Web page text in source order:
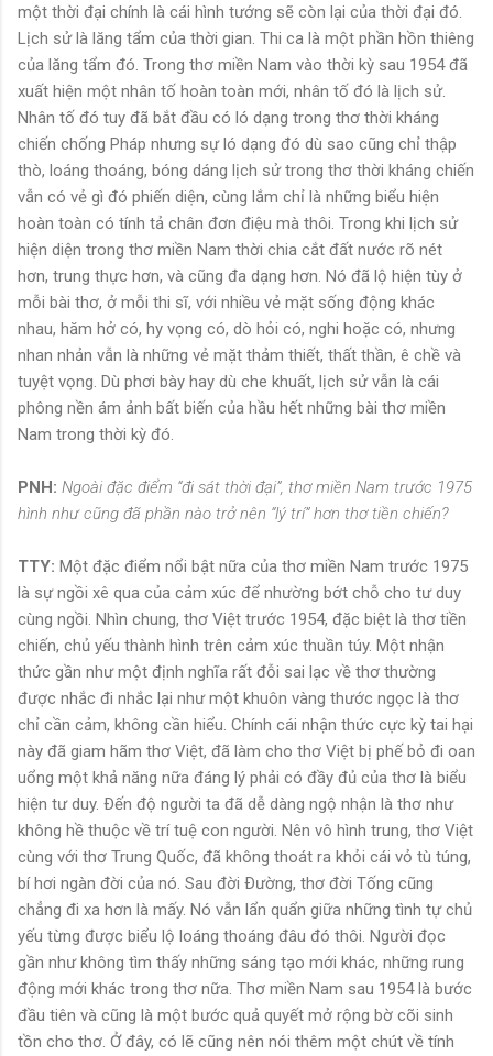
một thời đại chính là cái hình tướng sẽ còn lại của thời đại đó.
Lịch sử là lăng tẩm của thời gian. Thi ca là một phần hồn thiêng
của lăng tẩm đó. Trong thơ miền Nam vào thời kỳ sau 1954 đã
xuất hiện một nhân tố hoàn toàn mới, nhân tố đó là lịch sử.
Nhân tố đó tuy đã bắt đầu có ló dạng trong thơ thời kháng
chiến chống Pháp nhưng sự ló dạng đó dù sao cũng chỉ thập
thò, loáng thoáng, bóng dáng lịch sử trong thơ thời kháng chiến
vẫn có vẻ gì đó phiến diện, cùng lắm chỉ là những biểu hiện
hoàn toàn có tính tả chân đơn điệu mà thôi. Trong khi lịch sử
hiện diện trong thơ miền Nam thời chia cắt đất nước rõ nét
hơn, trung thực hơn, và cũng đa dạng hơn. Nó đã lộ hiện tùy ở
mỗi bài thơ, ở mỗi thi sĩ, với nhiều vẻ mặt sống động khác
nhau, hăm hở có, hy vọng có, dò hỏi có, nghi hoặc có, nhưng
nhan nhản vẫn là những vẻ mặt thảm thiết, thất thần, ê chề và
tuyệt vọng. Dù phơi bày hay dù che khuất, lịch sử vẫn là cái
phông nền ám ảnh bất biến của hầu hết những bài thơ miền
Nam trong thời kỳ đó.
PNH: Ngoài đặc điểm “đi sát thời đại”, thơ miền Nam trước 1975
hình như cũng đã phần nào trở nên “lý trí” hơn thơ tiền chiến?
TTY: Một đặc điểm nổi bật nữa của thơ miền Nam trước 1975
là sự ngồi xê qua của cảm xúc để nhường bớt chỗ cho tư duy
cùng ngồi. Nhìn chung, thơ Việt trước 1954, đặc biệt là thơ tiền
chiến, chủ yếu thành hình trên cảm xúc thuần túy. Một nhận
thức gần như một định nghĩa rất đỗi sai lạc về thơ thường
được nhắc đi nhắc lại như một khuôn vàng thước ngọc là thơ
chỉ cần cảm, không cần hiểu. Chính cái nhận thức cực kỳ tai hại
này đã giam hãm thơ Việt, đã làm cho thơ Việt bị phế bỏ đi oan
uổng một khả năng nữa đáng lý phải có đầy đủ của thơ là biểu
hiện tư duy. Ðến độ người ta đã dễ dàng ngộ nhận là thơ như
không hề thuộc về trí tuệ con người. Nên vô hình trung, thơ Việt
cùng với thơ Trung Quốc, đã không thoát ra khỏi cái vỏ tù túng,
bí hơi ngàn đời của nó. Sau đời Ðường, thơ đời Tống cũng
chẳng đi xa hơn là mấy. Nó vẫn lẩn quẩn giữa những tình tự chủ
yếu từng được biểu lộ loáng thoáng đâu đó thôi. Người đọc
gần như không tìm thấy những sáng tạo mới khác, những rung
động mới khác trong thơ nữa. Thơ miền Nam sau 1954 là bước
đầu tiên và cũng là một bước quả quyết mở rộng bờ cõi sinh
tồn cho thơ. Ở đây, có lẽ cũng nên nói thêm một chút về tính